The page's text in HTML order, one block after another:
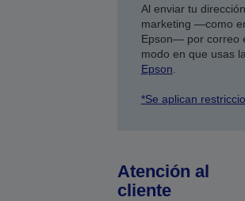
Al enviar tu
marketing —como
Epson— por correo
modo en que usas
Epson
*Se aplican
Atención al
cliente